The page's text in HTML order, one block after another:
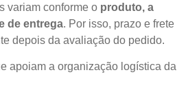
variam conforme o produto, a
de entrega. Por isso, prazo e frete
depois da avaliação do pedido.
apoiam a organização logística da